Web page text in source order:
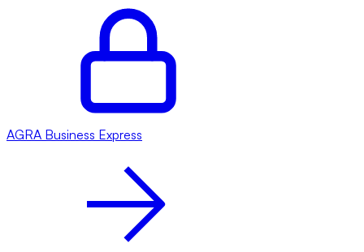
AGRA Business Express